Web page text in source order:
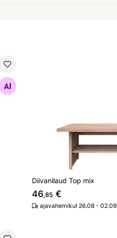
Diivanilaud Top mix
46,85 €
ajavahemikul 26.08 - 02.09